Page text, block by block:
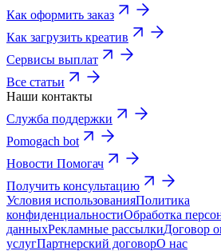
Как оформить заказ
Как загрузить креатив
Сервисы выплат
Все статьи
Наши контакты
Служба поддержки
Pomogach bot
Новости Помогач
Получить консультацию
Условия использованияПолитика
конфиденциальностиОбработка
данныхРекламные рассылкиДоговор
услугПартнерский договорО нас